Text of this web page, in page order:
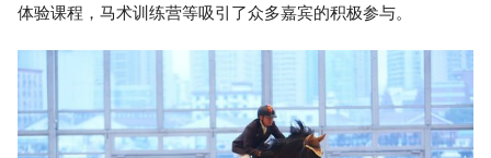
体验课程，马术训练营等吸引了众多嘉宾的积极参与。